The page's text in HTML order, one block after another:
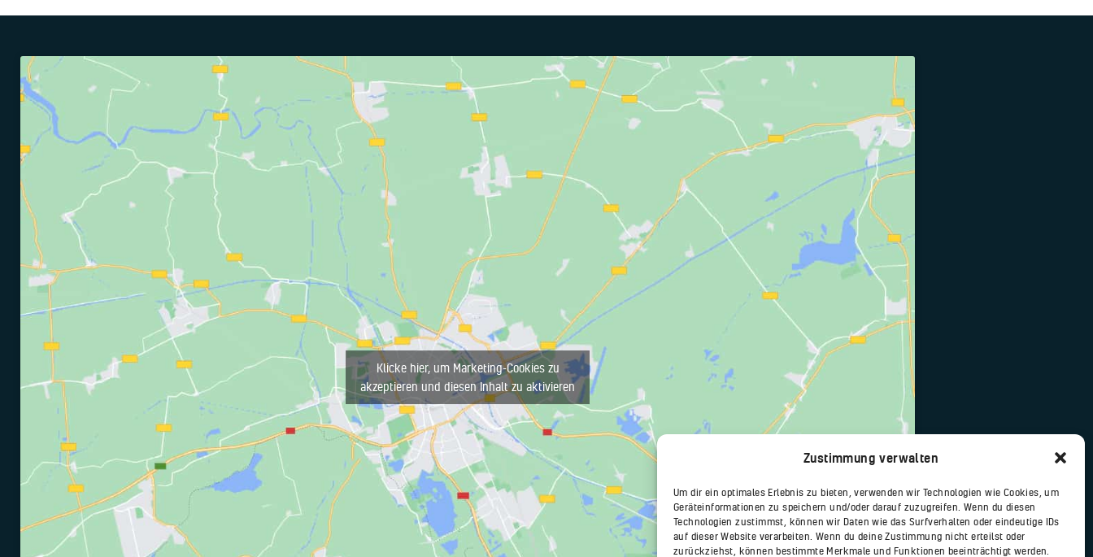
Zustimmung verwalten
Um dir ein optimales Erlebnis zu bieten, verwenden wir Technologien wie Cookies, um
Geräteinformationen zu speichern und/oder darauf zuzugreifen. Wenn du diesen
Technologien zustimmst, können wir Daten wie das Surfverhalten oder eindeutige IDs
auf dieser Website verarbeiten. Wenn du deine Zustimmung nicht erteilst oder
zurückziehst, können bestimmte Merkmale und Funktionen beeinträchtigt werden.
Klicke hier, um Marketing-Cookies zu
akzeptieren und diesen Inhalt zu aktivieren